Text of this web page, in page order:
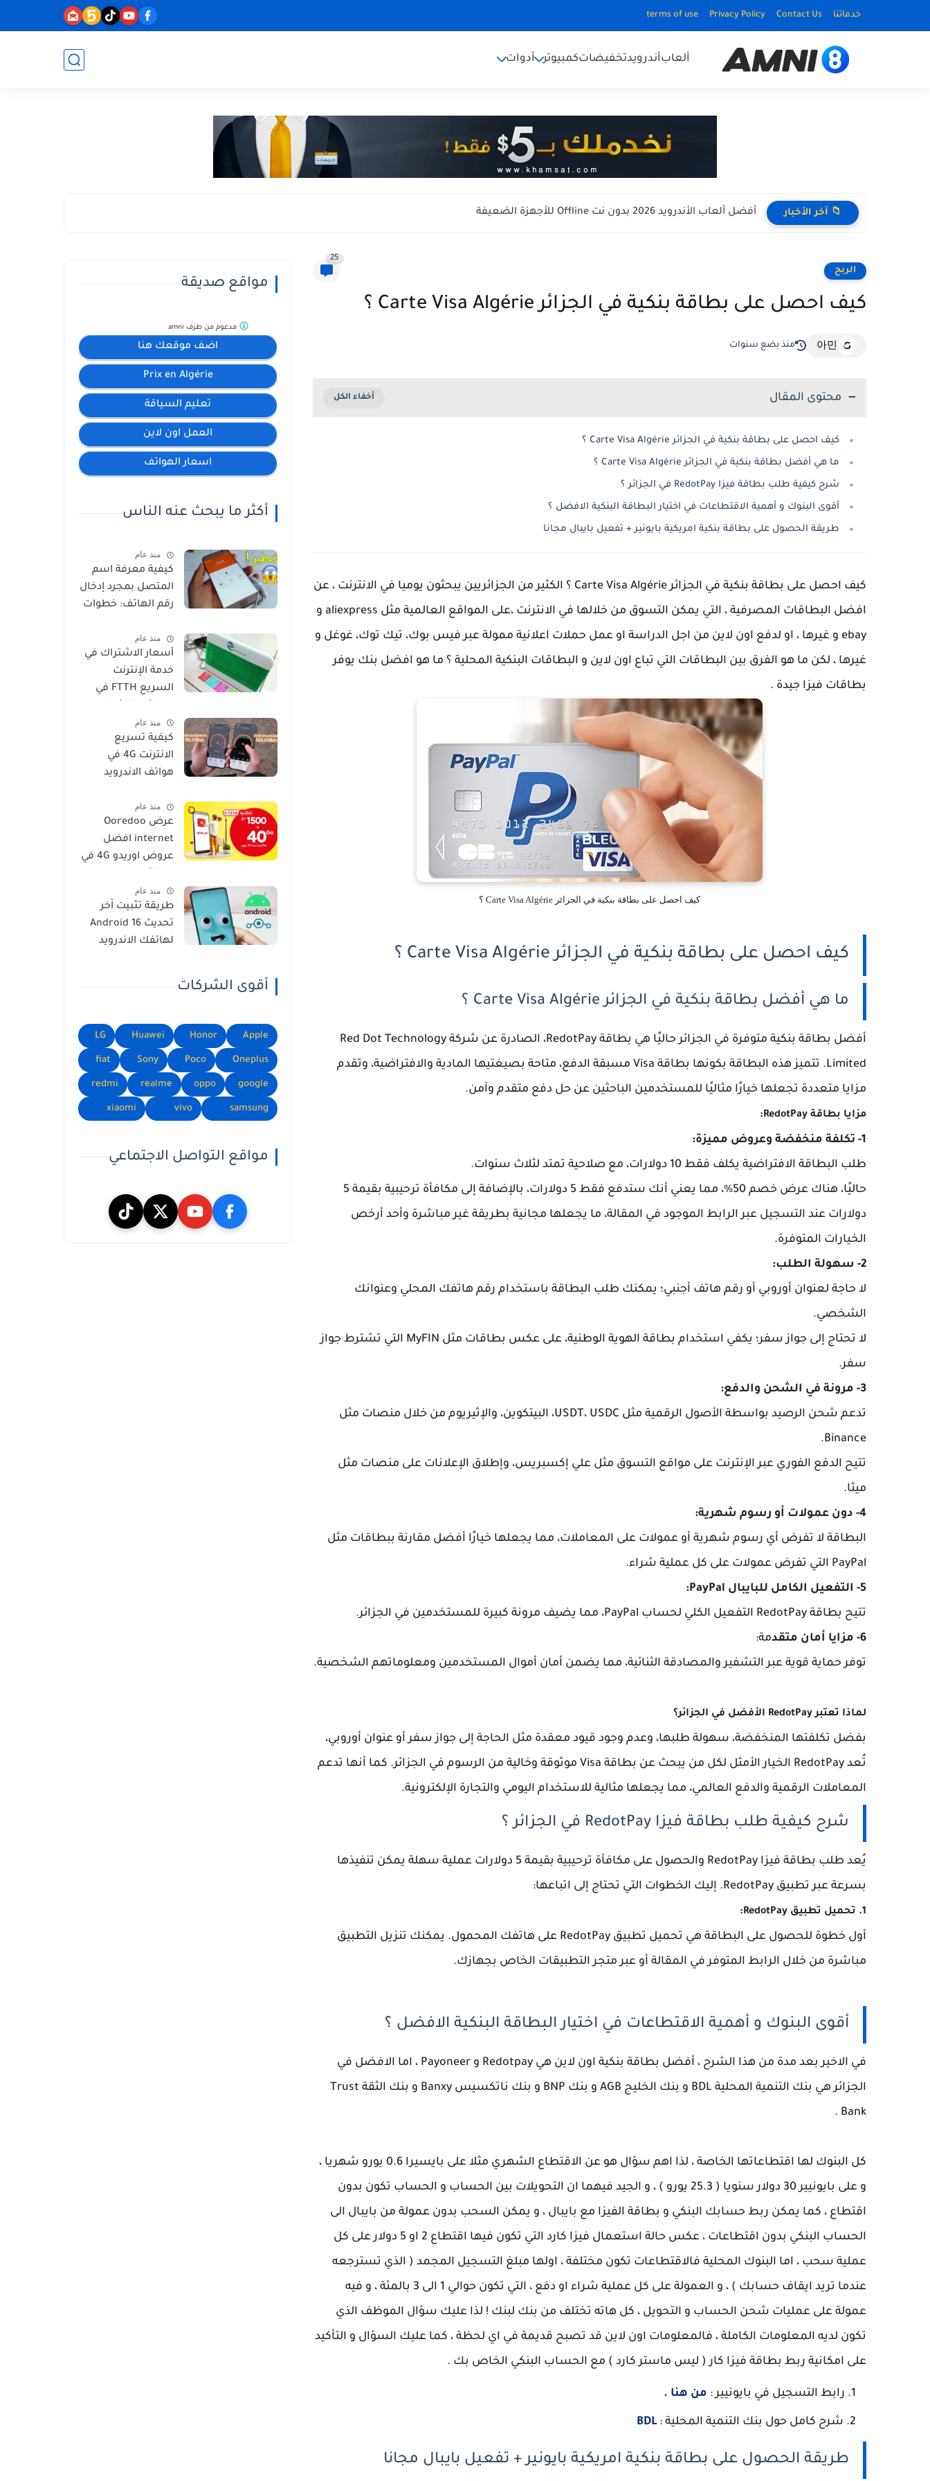
خدماتنا Contact Us
Privacy Policy
terms of use
ألعابأندرويدتخفيضاتكمبيوتر أدوات
📁 آخر الأخبار أفضل ألعاب الأندرويد 2026 بدون نت Offline للأجهزة الضعيفة
الربح
25
كيف احصل على بطاقة بنكية في الجزائر Carte Visa Algérie ؟
아민 منذ بضع سنوات
محتوى المقال
كيف احصل على بطاقة بنكية في الجزائر Carte Visa Algérie ؟
ما هي أفضل بطاقة بنكية في الجزائر Carte Visa Algérie ؟
شرح كيفية طلب بطاقة فيزا RedotPay في الجزائر ؟
أقوى البنوك و أهمية الاقتطاعات في اختيار البطاقة البنكية الافضل ؟
طريقة الحصول على بطاقة بنكية امريكية بايونير + تفعيل بايبال مجانا
كيف احصل على بطاقة بنكية في الجزائر Carte Visa Algérie ؟ الكثير من الجزائريين يبحثون يوميا في الانترنت ، عن
افضل البطاقات المصرفية ، التي يمكن التسوق من خلالها في الانترنت ،على المواقع العالمية مثل aliexpress و
ebay و غيرها ، او لدفع اون لاين من اجل الدراسة او عمل حملات اعلانية ممولة عبر فيس بوك، تيك توك، غوغل و
غيرها ، لكن ما هو الفرق بين البطاقات التي تباع اون لاين و البطاقات البنكية المحلية ؟ ما هو افضل بنك يوفر
بطاقات فيزا جيدة .
كيف احصل على بطاقة بنكية في الجزائر Carte Visa Algérie ؟
كيف احصل على بطاقة بنكية في الجزائر Carte Visa Algérie ؟
ما هي أفضل بطاقة بنكية في الجزائر Carte Visa Algérie ؟
أفضل بطاقة بنكية متوفرة في الجزائر حاليًا هي بطاقة RedotPay، الصادرة عن شركة Red Dot Technology
Limited. تتميز هذه البطاقة بكونها بطاقة Visa مسبقة الدفع، متاحة بصيغتيها المادية والافتراضية، وتقدم
مزايا متعددة تجعلها خيارًا مثاليًا للمستخدمين الباحثين عن حل دفع متقدم وآمن.
مزايا بطاقة RedotPay:
1- تكلفة منخفضة وعروض مميزة:
طلب البطاقة الافتراضية يكلف فقط 10 دولارات، مع صلاحية تمتد لثلاث سنوات.
حاليًا، هناك عرض خصم 50%، مما يعني أنك ستدفع فقط 5 دولارات، بالإضافة إلى مكافأة ترحيبية بقيمة 5
دولارات عند التسجيل عبر الرابط الموجود في المقالة، ما يجعلها مجانية بطريقة غير مباشرة وأحد أرخص
الخيارات المتوفرة.
2- سهولة الطلب:
لا حاجة لعنوان أوروبي أو رقم هاتف أجنبي؛ يمكنك طلب البطاقة باستخدام رقم هاتفك المحلي وعنوانك
الشخصي.
لا تحتاج إلى جواز سفر؛ يكفي استخدام بطاقة الهوية الوطنية، على عكس بطاقات مثل MyFIN التي تشترط جواز
سفر.
3- مرونة في الشحن والدفع:
تدعم شحن الرصيد بواسطة الأصول الرقمية مثل USDT، USDC، البيتكوين، والإثيريوم من خلال منصات مثل
Binance.
تتيح الدفع الفوري عبر الإنترنت على مواقع التسوق مثل علي إكسبريس، وإطلاق الإعلانات على منصات مثل
ميثا.
4- دون عمولات أو رسوم شهرية:
البطاقة لا تفرض أي رسوم شهرية أو عمولات على المعاملات، مما يجعلها خيارًا أفضل مقارنة ببطاقات مثل
PayPal التي تفرض عمولات على كل عملية شراء.
5- التفعيل الكامل للبايبال PayPal:
تتيح بطاقة RedotPay التفعيل الكلي لحساب PayPal، مما يضيف مرونة كبيرة للمستخدمين في الجزائر.
6- مزايا أمان متقد
مة:
توفر حماية قوية عبر التشفير والمصادقة الثنائية، مما يضمن أمان أموال المستخدمين ومعلوماتهم الشخصية.
لماذا تعتبر RedotPay الأفضل في الجزائر؟
بفضل تكلفتها المنخفضة، سهولة طلبها، وعدم وجود قيود معقدة مثل الحاجة إلى جواز سفر أو عنوان أوروبي،
تُعد RedotPay الخيار الأمثل لكل من يبحث عن بطاقة Visa موثوقة وخالية من الرسوم في الجزائر. كما أنها تدعم
المعاملات الرقمية والدفع العالمي، مما يجعلها مثالية للاستخدام اليومي والتجارة الإلكترونية.
شرح كيفية طلب بطاقة فيزا RedotPay في الجزائر ؟
يُعد طلب بطاقة فيزا RedotPay والحصول على مكافأة ترحيبية بقيمة 5 دولارات عملية سهلة يمكن تنفيذها
بسرعة عبر تطبيق RedotPay. إليك الخطوات التي تحتاج إلى اتباعها:
1. تحميل تطبيق RedotPay:
أول خطوة للحصول على البطاقة هي تحميل تطبيق RedotPay على هاتفك المحمول. يمكنك تنزيل التطبيق
مباشرة من خلال الرابط المتوفر في المقالة أو عبر متجر التطبيقات الخاص بجهازك.
أقوى البنوك و أهمية الاقتطاعات في اختيار البطاقة البنكية الافضل ؟
في الاخير بعد مدة من هذا الشرح ، أفضل بطاقة بنكية اون لاين هي Redotpay و Payoneer ، اما الافضل في
الجزائر هي بنك التنمية المحلية BDL و بنك الخليج AGB و بنك BNP و بنك ناتكسيس Banxy و بنك الثقة Trust
Bank .
كل البنوك لها اقتطاعاتها الخاصة ، لذا اهم سؤال هو عن الاقتطاع الشهري مثلا على بايسيرا 0.6 يورو شهريا ،
و على بايونيير 30 دولار سنويا ( 25.3 يورو ) ، و الجيد فيهما ان التحويلات بين الحساب و الحساب تكون بدون
اقتطاع ، كما يمكن ربط حسابك البنكي و بطاقة الفيزا مع بايبال ، و يمكن السحب بدون عمولة من بايبال الى
الحساب البنكي بدون اقتطاعات ، عكس حالة استعمال فيزا كارد التي تكون فيها اقتطاع 2 او 5 دولار على كل
عملية سحب ، اما البنوك المحلية فالاقتطاعات تكون مختلفة ، اولها مبلغ التسجيل المجمد ( الذي تسترجعه
عندما تريد ايقاف حسابك ) ، و العمولة على كل عملية شراء او دفع ، التي تكون حوالي 1 الى 3 بالمئة ، و فيه
عمولة على عمليات شحن الحساب و التحويل ، كل هاته تختلف من بنك لبنك ! لذا عليك سؤال الموظف الذي
تكون لديه المعلومات الكاملة ، فالمعلومات اون لاين قد تصبح قديمة في اي لحظة ، كما عليك السؤال و التأكيد
على امكانية ربط بطاقة فيزا كار ( ليس ماستر كارد ) مع الحساب البنكي الخاص بك .
رابط التسجيل في بايونيير : من هنا .
شرح كامل حول بنك التنمية المحلية : BDL
طريقة الحصول على بطاقة بنكية امريكية بايونير + تفعيل بايبال مجانا
مواقع صديقة
اضف موقعك هنا
Prix en Algérie
تعليم السياقة
العمل اون لاين
اسعار الهواتف
مدعوم من طرف amni
أكثر ما يبحث عنه الناس
منذ عام
كيفية معرفة اسم
المتصل بمجرد إدخال
رقم الهاتف: خطوات
منذ عام
أسعار الاشتراك في
خدمة الإنترنت
السريع FTTH في
عروض IDOOM Fibre
منذ عام
كيفية تسريع
الانترنت 4G في
هواتف الاندرويد
اوريدومنذ عام
عرض Ooredoo
internet افضل
عروض اوريدو 4G في
منذ عام
طريقة تثبيت اَخر
تحديث Android 16
لهاتفك الاندرويد
أقوى الشركات
Apple
Honor
Huawei
LG
Oneplus
Poco
Sony
fiat
google
oppo
realme
redmi
samsung
vivo
xiaomi
مواقع التواصل الاجتماعي